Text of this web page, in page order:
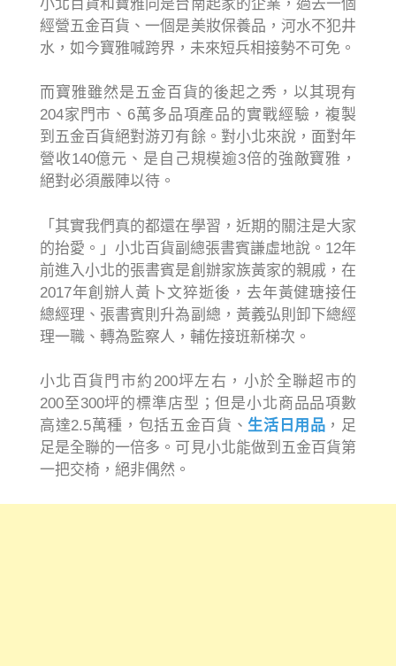
小北百貨和寶雅同是台南起家的企業，過去一個
經營五金百貨、一個是美妝保養品，河水不犯井
水，如今寶雅喊跨界，未來短兵相接勢不可免。
而寶雅雖然是五金百貨的後起之秀，以其現有
204家門市、6萬多品項產品的實戰經驗，複製
到五金百貨絕對游刃有餘。對小北來說，面對年
營收140億元、是自己規模逾3倍的強敵寶雅，
絕對必須嚴陣以待。
「其實我們真的都還在學習，近期的關注是大家
的抬愛。」小北百貨副總張書賓謙虛地說。12年
前進入小北的張書賓是創辦家族黃家的親戚，在
2017年創辦人黃卜文猝逝後，去年黃健瑭接任
總經理、張書賓則升為副總，黃義弘則卸下總經
理一職、轉為監察人，輔佐接班新梯次。
小北百貨門市約200坪左右，小於全聯超市的
200至300坪的標準店型；但是小北商品品項數
高達2.5萬種，包括五金百貨、 生活日用品 ，足
足是全聯的一倍多。可見小北能做到五金百貨第
一把交椅，絕非偶然。